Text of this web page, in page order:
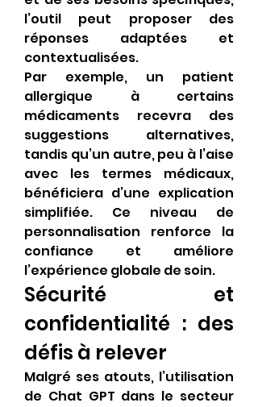
l’outil peut proposer des
réponses adaptées et
contextualisées.
Par exemple, un patient
allergique à certains
médicaments recevra des
suggestions alternatives,
tandis qu’un autre, peu à l’aise
avec les termes médicaux,
bénéficiera d’une explication
simplifiée. Ce niveau de
personnalisation renforce la
confiance et améliore
l’expérience globale de soin.
Sécurité et
confidentialité : des
défis à relever
Malgré ses atouts, l’utilisation
de Chat GPT dans le secteur